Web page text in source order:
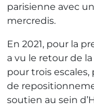
parisienne avec
mercredis.
En 2021, pour la
a vu le retour de
pour trois escales,
de
soutien au sein